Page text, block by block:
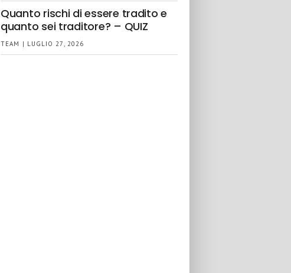
Quanto rischi di essere tradito e
quanto sei traditore? – QUIZ
TEAM | LUGLIO 27, 2026